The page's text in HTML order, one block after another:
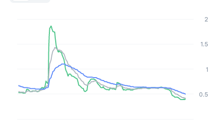
View as data table, Chart
The chart has 1 X axis displaying Time. Data ranges from
The chart has 1 Y axis displaying values. Data ranges from
0.5
1
1.5
2